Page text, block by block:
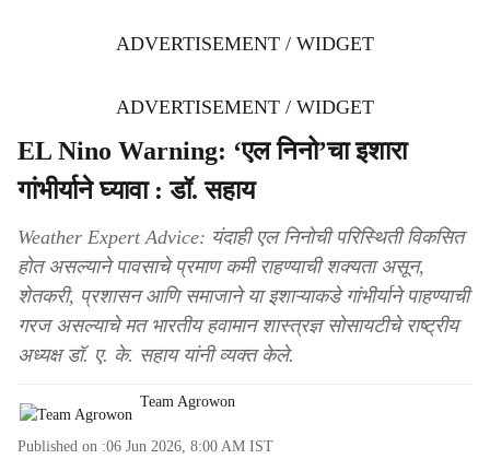
ADVERTISEMENT / WIDGET
ADVERTISEMENT / WIDGET
EL Nino Warning: ‘एल निनो’चा इशारा
गांभीर्याने घ्यावा : डॉ. सहाय
Weather Expert Advice: यंदाही एल निनोची परिस्थिती विकसित
होत असल्याने पावसाचे प्रमाण कमी राहण्याची शक्यता असून,
शेतकरी, प्रशासन आणि समाजाने या इशाऱ्याकडे गांभीर्याने पाहण्याची
गरज असल्याचे मत भारतीय हवामान शास्त्रज्ञ सोसायटीचे राष्ट्रीय
अध्यक्ष डॉ. ए. के. सहाय यांनी व्यक्त केले.
Team Agrowon
Published on :06 Jun 2026, 8:00 AM IST